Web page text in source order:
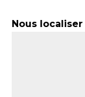
Nous localiser